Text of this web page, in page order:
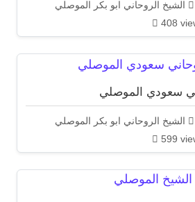
الشيخ الروحاني ابو بكر الموصلي
408
لفك السحر الموصلي
سعودي الموصلي
الشيخ الروحاني ابو بكر الموصلي
599سعودي الموصلي